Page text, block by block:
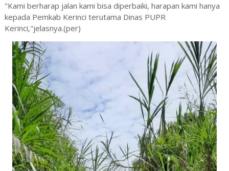
"Kami berharap jalan kami bisa diperbaiki, harapan kami hanya
kepada Pemkab Kerinci terutama Dinas PUPR
Kerinci,"jelasnya.(per)